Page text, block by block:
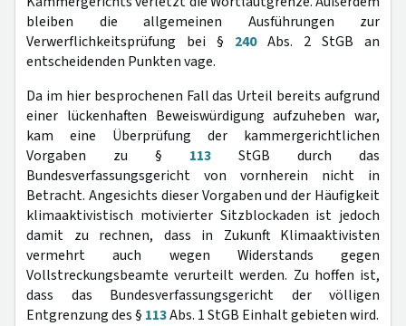
bleiben die allgemeinen Ausführungen zur
Verwerflichkeitsprüfung bei § 240Abs. 2 StGB an
entscheidenden Punkten vage.
Da im hier besprochenen Fall das Urteil bereits aufgrund
einer lückenhaften Beweiswürdigung aufzuheben war,
kam eine Überprüfung der kammergerichtlichen
Vorgaben zu § 113 StGB durch das
Bundesverfassungsgericht von vornherein nicht in
Betracht. Angesichts dieser Vorgaben und der Häufigkeit
klimaaktivistisch motivierter Sitzblockaden ist jedoch
damit zu rechnen, dass in Zukunft Klimaaktivisten
vermehrt auch wegen Widerstands gegen
Vollstreckungsbeamte verurteilt werden. Zu hoffen ist,
dass das Bundesverfassungsgericht der völligen
Entgrenzung des § 113Abs. 1 StGB Einhalt gebieten wird.